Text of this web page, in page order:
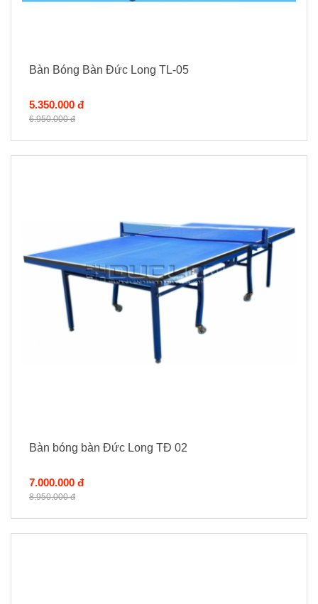
Bàn Bóng Bàn Đức Long TL-05
5.350.000 đ
6.950.000 đ
Bàn bóng bàn Đức Long TĐ 02
7.000.000 đ
8.950.000 đ